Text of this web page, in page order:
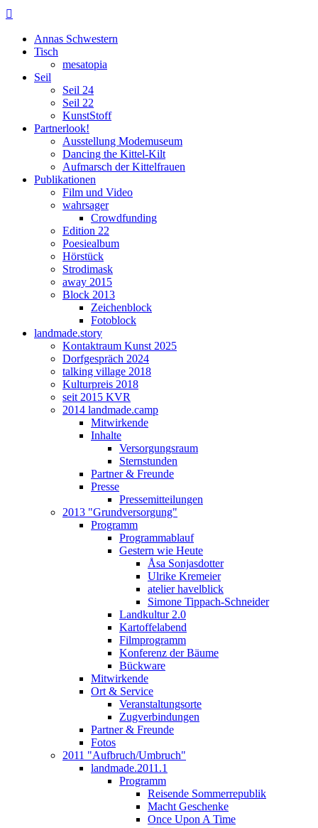

Annas Schwestern
Tisch
mesatopia
Seil
Seil 24
Seil 22
KunstStoff
Partnerlook!
Ausstellung Modemuseum
Dancing the Kittel-Kilt
Aufmarsch der Kittelfrauen
Publikationen
Film und Video
wahrsager
Crowdfunding
Edition 22
Poesiealbum
Hörstück
Strodimask
away 2015
Block 2013
Zeichenblock
Fotoblock
landmade.story
Kontaktraum Kunst 2025
Dorfgespräch 2024
talking village 2018
Kulturpreis 2018
seit 2015 KVR
2014 landmade.camp
Mitwirkende
Inhalte
Versorgungsraum
Sternstunden
Partner & Freunde
Presse
Pressemitteilungen
2013 "Grundversorgung"
Programm
Programmablauf
Gestern wie Heute
Åsa Sonjasdotter
Ulrike Kremeier
atelier havelblick
Simone Tippach-Schneider
Landkultur 2.0
Kartoffelabend
Filmprogramm
Konferenz der Bäume
Bückware
Mitwirkende
Ort & Service
Veranstaltungsorte
Zugverbindungen
Partner & Freunde
Fotos
2011 "Aufbruch/Umbruch"
landmade.2011.1
Programm
Reisende Sommerrepublik
Macht Geschenke
Once Upon A Time